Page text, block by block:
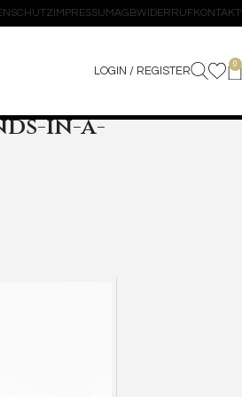
IMPRESSUMAGBWIDERRUFKONTAKT
LOGIN / REGISTER 0
in-a-